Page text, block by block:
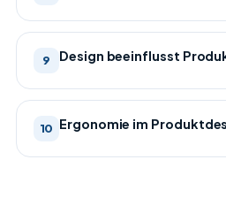
9 Design beeinflusst
10 Ergonomie im